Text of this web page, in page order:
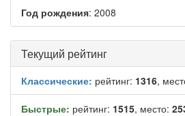
Год рождения: 2008
Текущий рейтинг
Классические: рейтинг: 1316,
Быстрые: рейтинг: 1515, место: